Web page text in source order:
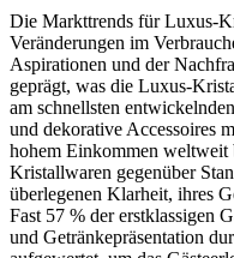
Die Markttrends für Luxus-
Veränderungen im
Aspirationen und der
geprägt, was die Luxus-
am schnellsten
und dekorative Accessoires
hohem Einkommen
Kristallwaren gegenüber
überlegenen Klarheit, ihres
Fast 57 % der erstklassigen
und Getränkepräsentation